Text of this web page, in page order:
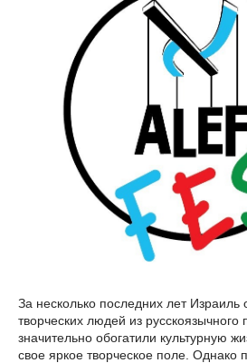
За несколько последних лет Израиль
творческих людей из русскоязычного
значительно обогатили культурную
свое яркое творческое поле. Однако